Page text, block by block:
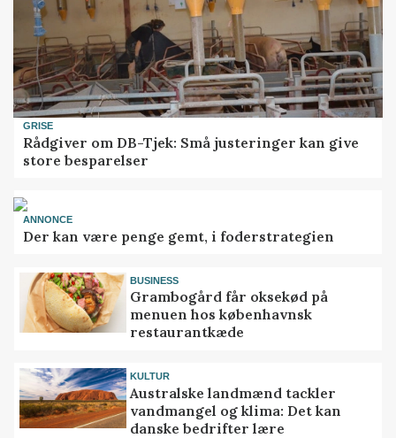
GRISE
Rådgiver om DB-Tjek: Små justeringer kan give
store besparelser
ANNONCE
Der kan være penge gemt, i foderstrategien
BUSINESS
Grambogård får oksekød på
menuen hos københavnsk
restaurantkæde
KULTUR
Australske landmænd tackler
vandmangel og klima: Det kan
danske bedrifter lære